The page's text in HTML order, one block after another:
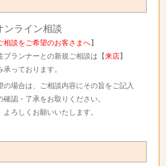
ンライン相談
相談をご希望のお客さまへ】
プランナーとの新規ご相談は【来店】
承っております。
の場合は、ご相談内容にその旨をご記入
認・了承をお取りください。
ろしくお願いいたします。